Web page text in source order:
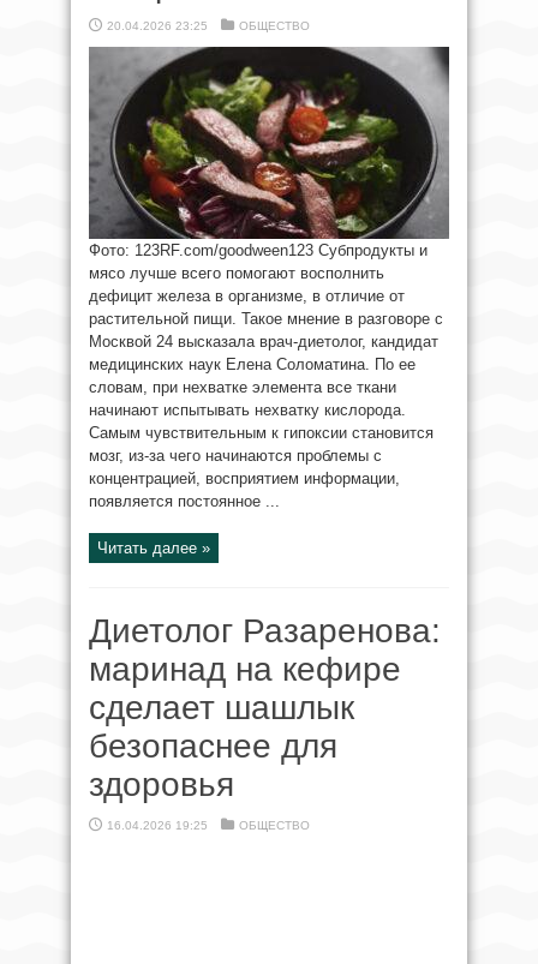
20.04.2026 23:25 ОБЩЕСТВО
Фото: 123RF.com/goodween123 Субпродукты и
мясо лучше всего помогают восполнить
дефицит железа в организме, в отличие от
растительной пищи. Такое мнение в разговоре с
Москвой 24 высказала врач-диетолог, кандидат
медицинских наук Елена Соломатина. По ее
словам, при нехватке элемента все ткани
начинают испытывать нехватку кислорода.
Самым чувствительным к гипоксии становится
мозг, из-за чего начинаются проблемы с
концентрацией, восприятием информации,
появляется постоянное ...
Читать далее »
Диетолог Разаренова:
маринад на кефире
сделает шашлык
безопаснее для
здоровья
16.04.2026 19:25 ОБЩЕСТВО